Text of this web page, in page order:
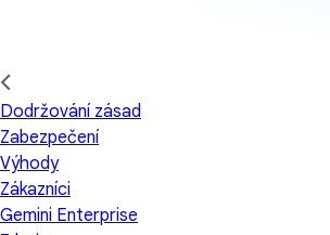
Dodržování zásad
Zabezpečení
Výhody
Zákazníci
Gemini Enterprise